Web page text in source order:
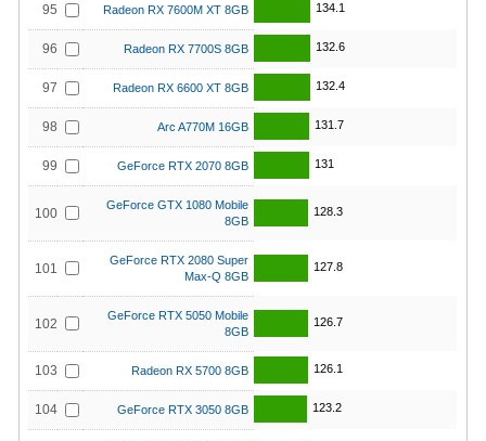
95 Radeon RX 7600M XT 8GB 134.1
96 Radeon RX 7700S 8GB 132.6
97 Radeon RX 6600 XT 8GB 132.4
98 Arc A770M 16GB 131.7
99 GeForce RTX 2070 8GB 131
100
GeForce GTX 1080 Mobile
8GB
128.3
101
GeForce RTX 2080 Super
Max-Q 8GB
127.8
102
GeForce RTX 5050 Mobile
8GB
126.7
103 Radeon RX 5700 8GB 126.1
104 GeForce RTX 3050 8GB 123.2